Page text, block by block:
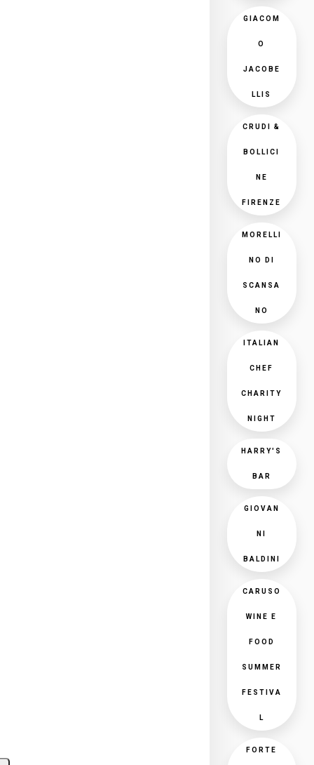
GIACOM
O
JACOBE
LLIS
CRUDI &
BOLLICI
NE
FIRENZE
MORELLI
NO DI
SCANSA
NO
ITALIAN
CHEF
CHARITY
NIGHT
HARRY'S
BAR
GIOVAN
NI
BALDINI
CARUSO
WINE E
FOOD
SUMMER
FESTIVA
L
FORTE